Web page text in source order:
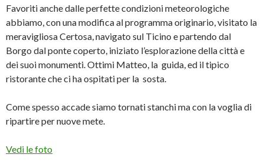
Favoriti anche dalle perfette condizioni meteorologiche
abbiamo, con una modifica al programma originario, visitato la
meravigliosa Certosa, navigato sul Ticino e partendo dal
Borgo dal ponte coperto, iniziato l’esplorazione della città e
dei suoi monumenti. Ottimi Matteo, la guida, ed il tipico
ristorante che ci ha ospitati per la sosta.
Come spesso accade siamo tornati stanchi ma con la voglia di
ripartire per nuove mete.
Vedi le foto